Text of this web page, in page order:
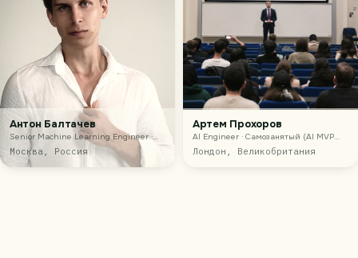
Антон Балтачев
Senior Machine Learning Engineer ·
Constructor
Москва, Россия
Артем Прохоров
AI Engineer · Самозанятый (AI MVP
разработка)
Лондон, Великобритания